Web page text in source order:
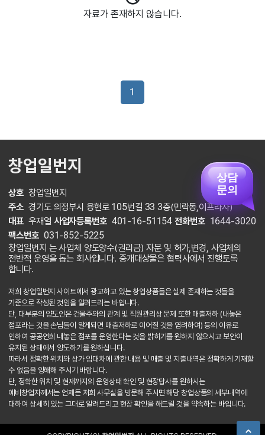
자료가 존재하지 않습니다.
1
창업일번지
상호 창업일번지
주소 경기도 의정부시 용현로 105번길 33 3층(민락동,이프라자)
대표 우재열 사업자등록번호 401-16-51154 전화번호 1644-3020
팩스번호 031-852-5225
창업일번지 는 사업체 양도양수(권리금) 자문 및 허가,변경, 사업체의
전반적 운영을 돕는 회사입니다. 중개대상물은 협력사에서 진행토록
합니다.
저희 창업일번지 사이트에서 광고하고 있는 창업상품들은 실제 존재하는 것들을
기준으로 작성된 것임을 알려드리는 바입니다.
단, 대부분의 양도인은 건물주와의 관계 및 직원관리상 문제 또한 매출저하 (내놓은
점포라는 것을 손님들이 알게되면 매출저하로 이어질 것을 염려하여) 등의 이유로
인하여 공공연희 내놓은 점포를 운영한다는 것을 밝히기를 원하지 않으시고 보안이
유지된 상태에서 양도하기를 원하십니다.
따라서 정확한 위치와 상가 임대차에 관한 내용 및 매출 및 지출내역은 정확하게 기재할
수 없음을 양해해 주시기 바랍니다.
단, 정확한 위치 및 현재까지의 운영상태 확인 및 현장답사를 원하시는
예비창업자께서는 언제든 저희 사무실을 방문해 주시면 해당 창업상품의 세부내역에
대하여 상세히 있는 그대로 알려드리고 현장 확인을 해드릴 것을 약속하는 바입니다.
상담
문의